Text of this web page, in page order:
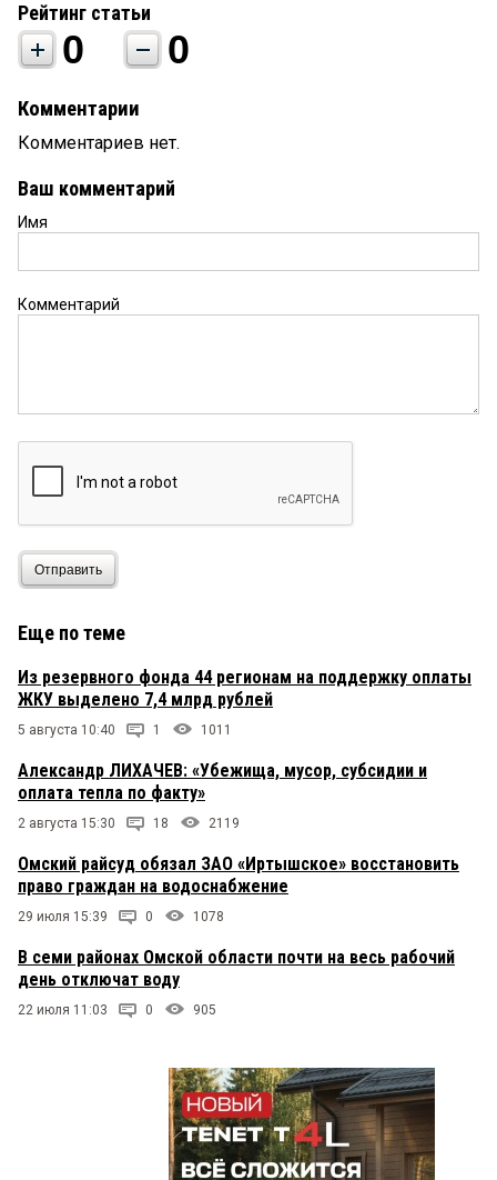
Рейтинг статьи
0 0
Комментарии
Комментариев нет.
Ваш комментарий
Имя
Комментарий
Отправить
Еще по теме
Из резервного фонда 44 регионам на поддержку оплаты
ЖКУ выделено 7,4 млрд рублей
5 августа 10:40 1 1011
Александр ЛИХАЧЕВ: «Убежища, мусор, субсидии и
оплата тепла по факту»
2 августа 15:30 18 2119
Омский райсуд обязал ЗАО «Иртышское» восстановить
право граждан на водоснабжение
29 июля 15:39 0 1078
В семи районах Омской области почти на весь рабочий
день отключат воду
22 июля 11:03 0 905